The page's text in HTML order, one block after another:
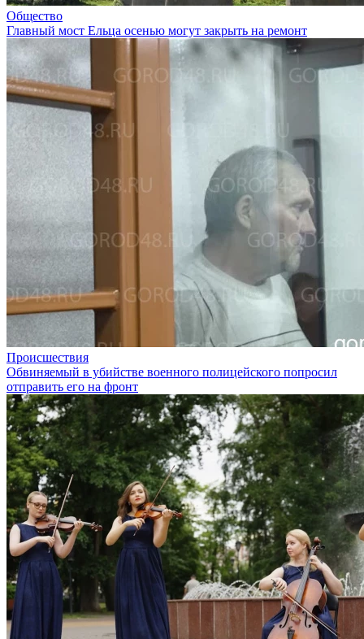
Общество
Главный мост Ельца осенью могут закрыть на ремонт
Происшествия
Обвиняемый в убийстве военного полицейского попросил
отправить его на фронт